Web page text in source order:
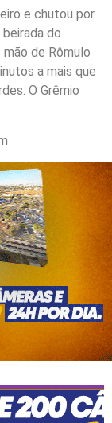
e chutou por
do
de Rômulo
a mais que
O Grêmio